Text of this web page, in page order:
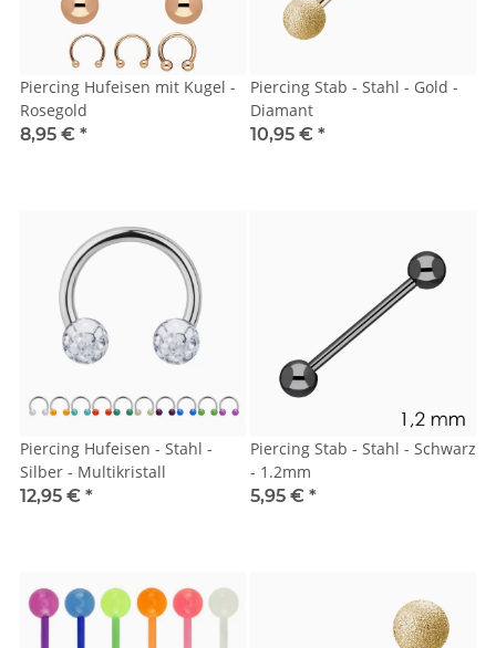
Piercing Hufeisen mit Kugel -
Rosegold
8,95 € *
Piercing Stab - Stahl - Gold -
Diamant
10,95 € *
Piercing Hufeisen - Stahl -
Silber - Multikristall
12,95 € *
Piercing Stab - Stahl - Schwarz
- 1.2mm
5,95 € *